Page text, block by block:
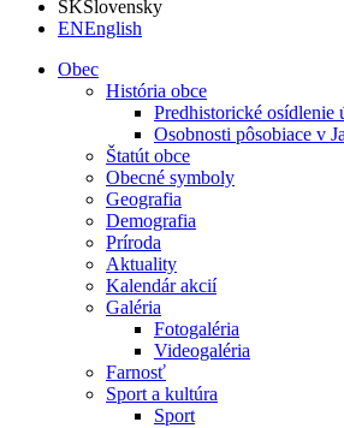
SKSlovensky
ENEnglish
Obec
História obce
Predhistorické osídlenie
Osobnosti pôsobiace v
Štatút obce
Obecné symboly
Geografia
Demografia
Príroda
Aktuality
Kalendár akcií
Galéria
Fotogaléria
Videogaléria
Farnosť
Sport a kultúra
Sport